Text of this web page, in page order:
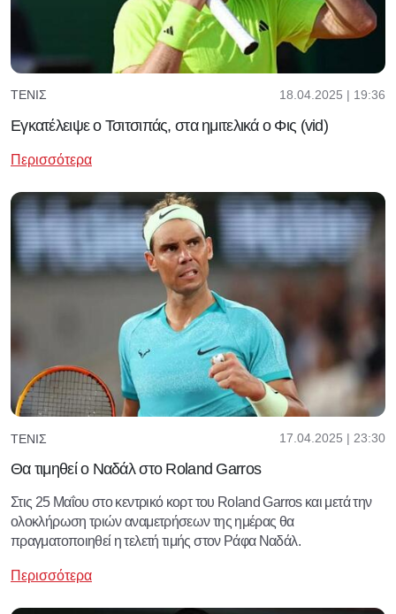
ΤΈΝΙΣ 18.04.2025 | 19:36
Εγκατέλειψε ο Τσιτσιπάς, στα ημιτελικά ο Φις (vid)
Περισσότερα
ΤΈΝΙΣ 17.04.2025 | 23:30
Θα τιμηθεί ο Ναδάλ στο Roland Garros
Στις 25 Μαΐου στο κεντρικό κορτ του Roland Garros και μετά την
ολοκλήρωση τριών αναμετρήσεων της ημέρας θα
πραγματοποιηθεί η τελετή τιμής στον Ράφα Ναδάλ.
Περισσότερα